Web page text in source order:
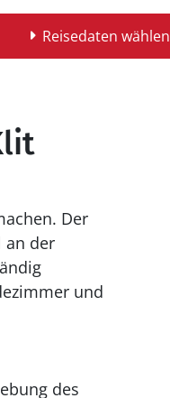
Reisedaten wählen
Der
an der
und
des